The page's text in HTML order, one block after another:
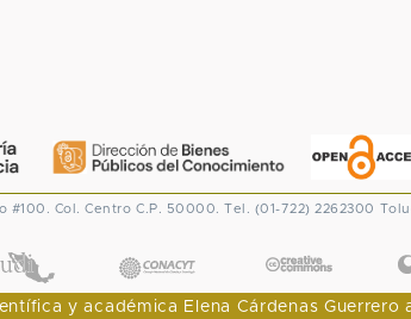
#100. Col. Centro C.P. 50000. Tel. (01-722) 2262300
y académica Elena Cárdenas